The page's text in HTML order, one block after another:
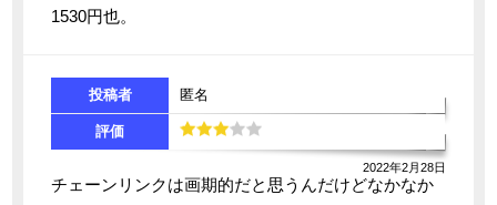
1530円也。
投稿者 匿名
評価
2022年2月28日
チェーンリンクは画期的だと思うんだけどなかなか